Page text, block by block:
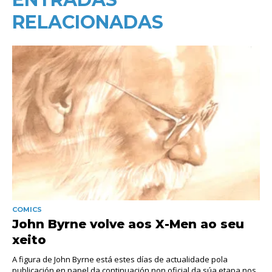
RELACIONADAS
COMICS
John Byrne volve aos X-Men ao seu
xeito
A figura de John Byrne está estes días de actualidade pola